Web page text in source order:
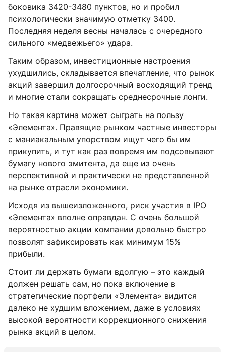
боковика 3420-3480 пунктов, но и пробил
психологически значимую отметку 3400.
Последняя неделя весны началась с очередного
сильного «медвежьего» удара.
Таким образом, инвестиционные настроения
ухудшились, складывается впечатление, что рынок
акций завершил долгосрочный восходящий тренд
и многие стали сокращать среднесрочные лонги.
Но такая картина может сыграть на пользу
«Элемента». Правящие рынком частные инвесторы
с маниакальным упорством ищут чего бы им
прикупить, и тут как раз вовремя им подсовывают
бумагу нового эмитента, да еще из очень
перспективной и практически не представленной
на рынке отрасли экономики.
Исходя из вышеизложенного, риск участия в IPO
«Элемента» вполне оправдан. С очень большой
вероятностью акции компании довольно быстро
позволят зафиксировать как минимум 15%
прибыли.
Стоит ли держать бумаги вдолгую – это каждый
должен решать сам, но пока включение в
стратегические портфели «Элемента» видится
далеко не худшим вложением, даже в условиях
высокой вероятности коррекционного снижения
рынка акций в целом.